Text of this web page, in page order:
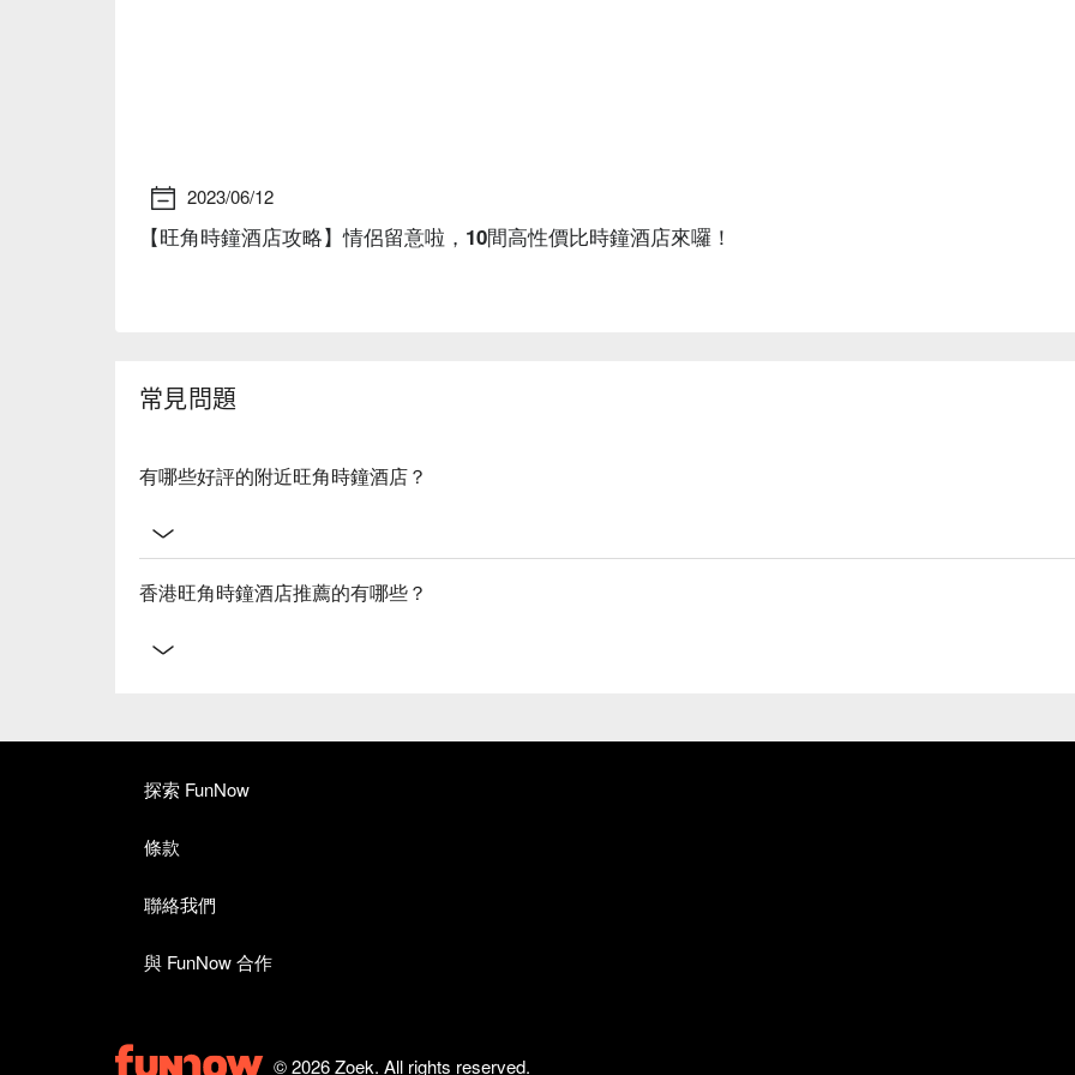
2023/06/12
【旺角時鐘酒店攻略】情侶留意啦，10間高性價比時鐘酒店來囉！
常見問題
有哪些好評的附近旺角時鐘酒店？
香港旺角時鐘酒店推薦的有哪些？
探索 FunNow
條款
聯絡我們
與 FunNow 合作
© 2026 Zoek. All rights reserved.